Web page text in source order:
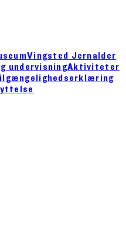
Vingsted Jernalder
undervisningAktiviteter